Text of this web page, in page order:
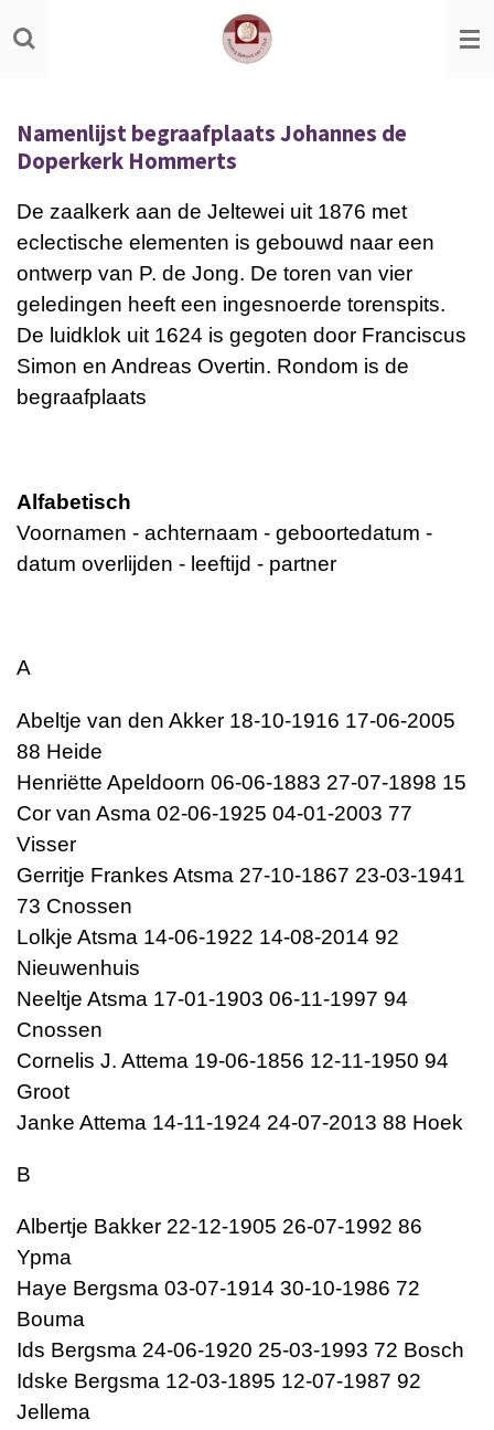
Ga
direct
hoofdinhoud
Namenlijst begraafplaats Johannes de
Doperkerk Hommerts
De zaalkerk aan de Jeltewei uit 1876 met
eclectische elementen is gebouwd naar een
ontwerp van P. de Jong. De toren van vier
geledingen heeft een ingesnoerde torenspits.
De luidklok uit 1624 is gegoten door Franciscus
Simon en Andreas Overtin. Rondom is de
begraafplaats
Alfabetisch
Voornamen - achternaam - geboortedatum -
datum overlijden - leeftijd - partner
A
Abeltje van den Akker 18-10-1916 17-06-2005
88 Heide
Henriëtte Apeldoorn 06-06-1883 27-07-1898 15
Cor van Asma 02-06-1925 04-01-2003 77
Visser
Gerritje Frankes Atsma 27-10-1867 23-03-1941
73 Cnossen
Lolkje Atsma 14-06-1922 14-08-2014 92
Nieuwenhuis
Neeltje Atsma 17-01-1903 06-11-1997 94
Cnossen
Cornelis J. Attema 19-06-1856 12-11-1950 94
Groot
Janke Attema 14-11-1924 24-07-2013 88 Hoek
B
Albertje Bakker 22-12-1905 26-07-1992 86
Ypma
Haye Bergsma 03-07-1914 30-10-1986 72
Bouma
Ids Bergsma 24-06-1920 25-03-1993 72 Bosch
Idske Bergsma 12-03-1895 12-07-1987 92
Jellema